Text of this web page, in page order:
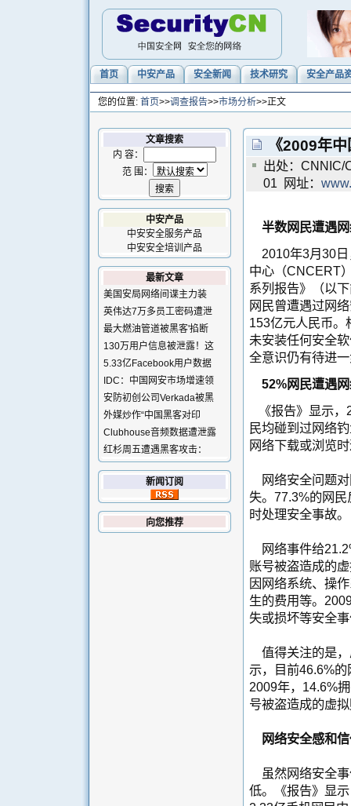
首页 中安产品 安全新闻 技术研究 安全产品
您的位置: 首页>>调查报告>>市场分析>>正文
文章搜索
内 容：
范 围：
中安产品
中安安全服务产品
中安安全培训产品
最新文章
美国安局网络间谍主力装
英伟达7万多员工密码遭泄
最大燃油管道被黑客'掐断
130万用户信息被泄露！这
5.33亿Facebook用户数据
IDC：中国网安市场增速领
安防初创公司Verkada被黑
外媒炒作“中国黑客对印
Clubhouse音频数据遭泄露
红杉周五遭遇黑客攻击：
新闻订阅
向您推荐
《2009年
出处：
01 网址：
半数网民遭遇网
2010年3月30
中心（CNCERT
系列报告》（以
网民曾遭遇过网
153亿元人民币。
未安装任何安全
全意识仍有待进
52%网民遭遇
《报告》显示，
民均碰到过网络
网络下载或浏览
网络安全问题对
失。77.3%的网
时处理安全事故。
网络事件给
账号被盗造成的
因网络系统、操
生的费用等。
失或损坏等安全
值得关注的是，
示，
目前46.6%的
2009年，14.6%
号被盗造成的虚
网络安全感和
虽然网络安全事
低。《报告》显